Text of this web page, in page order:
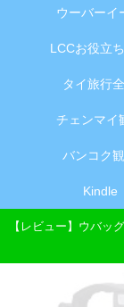
ウーバーイ
LCCお役立
タイ旅行
チェンマイ
バンコク
Kindle
【レビュー】ウバッ